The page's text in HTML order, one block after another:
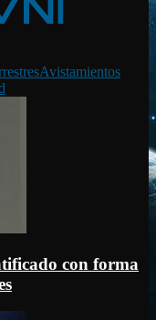
Avistamientos
con forma